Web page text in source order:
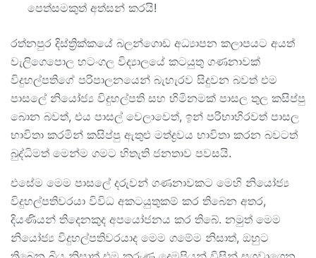
පෙත්සමකුත් අත්සන් කරයි!
රත්නපුර දිස්ත්‍රික්කයේ බලන්ගොඩ අධ්‍යාපන කලාපයට අයත්
වැලිගෙපොල හටංගල විද්‍යාලයේ කටයුතු ගණනාවක්
විදුහල්පතිගේ පරිපාලනයෙන් බැහැරව සිදුවන බවත් එම
පාසලේ නියෝජ්‍ය විදුහල්පති සහ හිමිනමක් පාසල තුල කසිප්පු
බොන බවත්, එය පාසල් වෙලාවෙත්, ඉන් පරිභාහිරවත් පාසල
භාවිතා කරමින් කසිප්පු ඇතුළු මත්ද්‍රවය භාවිතා කරන බවටත්
බුද්ධිමත් මෙන්ම ගමට හිතැති ජනතාව පවසයි.
එසේම මෙම පාසලේ දරුවන් ගණනාවකට මෙහි නියෝජ්‍ය
විදුහල්පතිවරයා විවිධ අකටයුතුකම් කර තිබෙන අතර,
දියණියන් තිදෙනකුද අපයෝජනය කර තිබේ. නමුත් මෙම
නියෝජ්‍ය විදුහල්පතිවරයාද මෙම ගමේම නිසාත්, ඔහුට